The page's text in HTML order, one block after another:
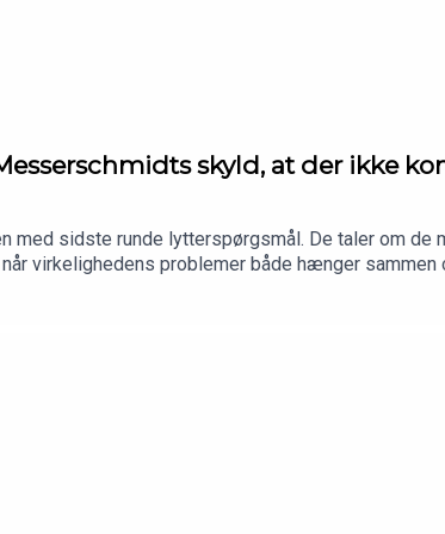
Hedvig Østrem om, hvorfor unge nordmænd
gratis medlemskab af Kyiv Independent med i
skyld, at der ikke
med sidste runde lytterspørgsmål. De taler om de
virkelighedens problemer både hænger
Løkkes skyld, der ikke kom en borgerlig
på AltingetProducer: Camille Marie Guerry,